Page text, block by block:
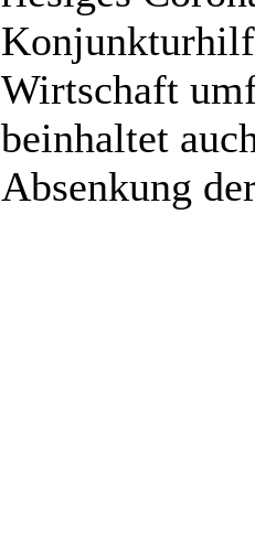
Wirtschaft
beinhaltet
Absenkung